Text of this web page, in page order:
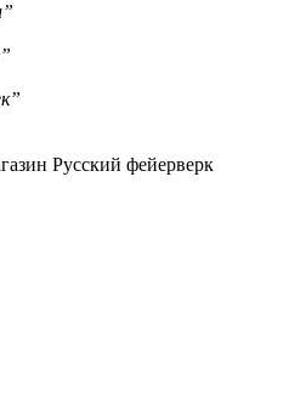
Русский фейерверк